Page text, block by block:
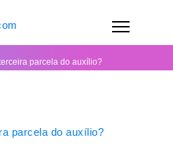
parcela do auxílio?
parcela do auxílio?